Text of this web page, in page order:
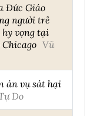
Đức Giáo
người trẻ
vọng tại
Vũ
án vụ sát hại
Do